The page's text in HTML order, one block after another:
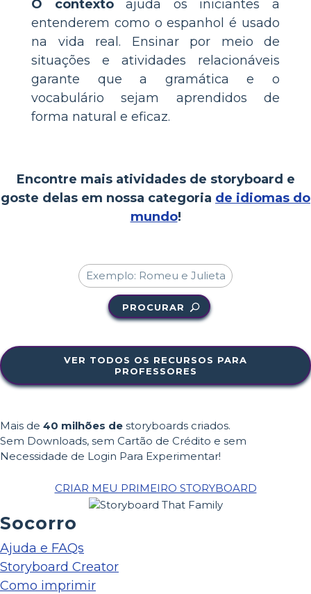
O contextoajuda os iniciantes a
entenderem como o espanhol é usado
na vida real. Ensinar por meio de
situações e atividades relacionáveis
garante que a gramática e o
vocabulário sejam aprendidos de
forma natural e eficaz.
Encontre mais atividades de storyboard e
goste delas em nossa categoria de idiomas do
mundo!
PROCURAR
VER TODOS OS RECURSOS PARA
PROFESSORES
Mais de 40 milhões de storyboards criados.
Sem Downloads, sem Cartão de Crédito e sem
Necessidade de Login Para Experimentar!
CRIAR MEU PRIMEIRO STORYBOARD
Socorro
Ajuda e FAQs
Storyboard Creator
Como imprimir